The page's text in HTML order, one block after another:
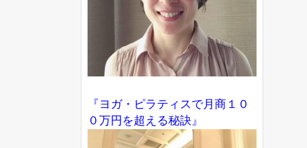
『ヨガ・ピラティスで月商１０
０万円を超える秘訣』